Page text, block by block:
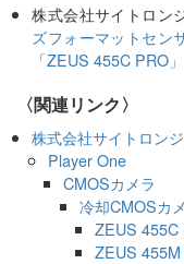
株式会社サイトロン
ズフォーマットセン
「ZEUS 455C PRO
〈関連リンク〉
株式会社サイトロン
Player One
CMOSカメラ
冷却CMOSカ
ZEUS 455C
ZEUS